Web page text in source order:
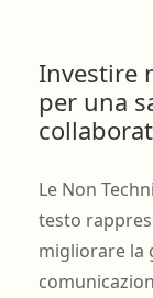
Investire
per una
Le Non
testo
migliorare la